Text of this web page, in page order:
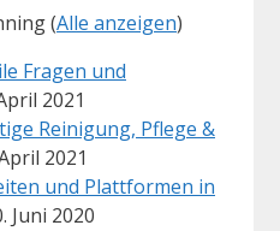
(Alle anzeigen)
Fragen und
2021
Reinigung, Pflege &
2021
und Plattformen in
Juni 2020